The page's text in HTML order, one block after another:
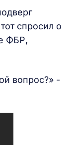
спросил о
ФБР,
вопрос?» -